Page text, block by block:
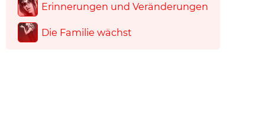
Erinnerungen und Veränderungen
Die Familie wächst